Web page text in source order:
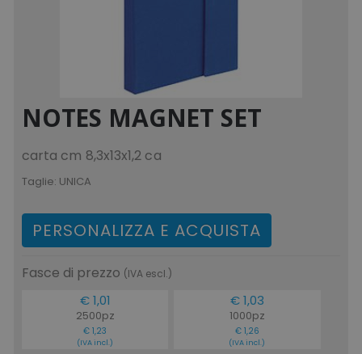
NOTES MAGNET SET
carta cm 8,3x13x1,2 ca
Taglie: UNICA
PERSONALIZZA E ACQUISTA
Fasce di prezzo (IVA escl.)
€ 1,01
2500pz
€ 1,23
(IVA incl.)
€ 1,03
1000pz
€ 1,26
(IVA incl.)